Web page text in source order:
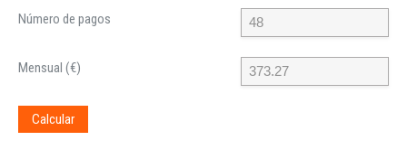
Número de pagos
Mensual (€)
Calcular